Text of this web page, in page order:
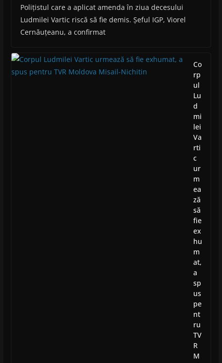
Polițistul care a aplicat amenda în ziua decesului
Ludmilei Vartic riscă să fie demis. Șeful IGP, Viorel
Cernăuțeanu, a confirmat
Co
rp
ul
Lu
d
mi
lei
Va
rti
c
ur
m
ea
ză
să
fie
ex
hu
m
at,
a
sp
us
pe
nt
ru
TV
R
M